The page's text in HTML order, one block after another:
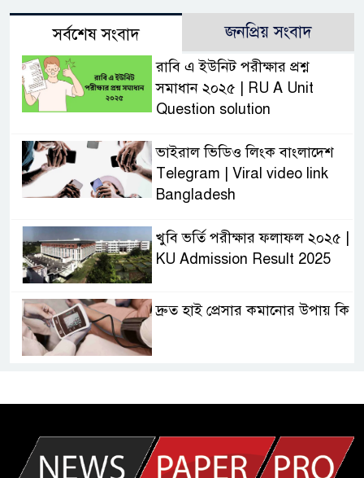
সর্বশেষ সংবাদ জনপ্রিয় সংবাদ
রাবি এ ইউনিট পরীক্ষার প্রশ্ন
সমাধান ২০২৫ | RU A Unit
Question solution
ভাইরাল ভিডিও লিংক বাংলাদেশ
Telegram | Viral video link
Bangladesh
খুবি ভর্তি পরীক্ষার ফলাফল ২০২৫ |
KU Admission Result 2025
দ্রুত হাই প্রেসার কমানোর উপায় কি
| Today Dakhil Exam
খুবি সি ইউনিট ভর্তি পরীক্ষার প্রশ্ন